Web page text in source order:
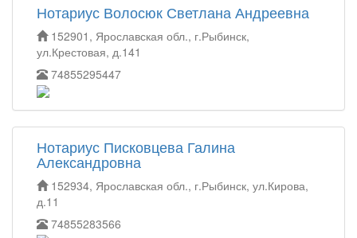
Нотариус Волосюк Светлана Андреевна
152901, Ярославская обл., г.Рыбинск,
ул.Крестовая, д.141
74855295447
Нотариус Писковцева Галина
Александровна
152934, Ярославская обл., г.Рыбинск, ул.Кирова,
д.11
74855283566